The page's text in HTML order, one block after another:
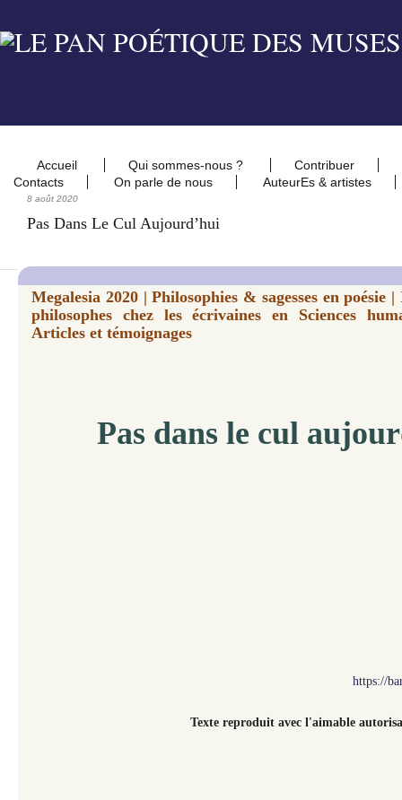
Accueil Qui sommes-nous ?
Contribuer
Contacts
On parle de nous AuteurEs & artistes
8 août 2020
Pas Dans Le Cul Aujourd’hui
Megalesia 2020 | Philosophies & sagesses en poésie
philosophes chez les écrivaines en Sciences
Articles et témoignages
Pas dans le cul
https://
Texte reproduit avec l'aimable